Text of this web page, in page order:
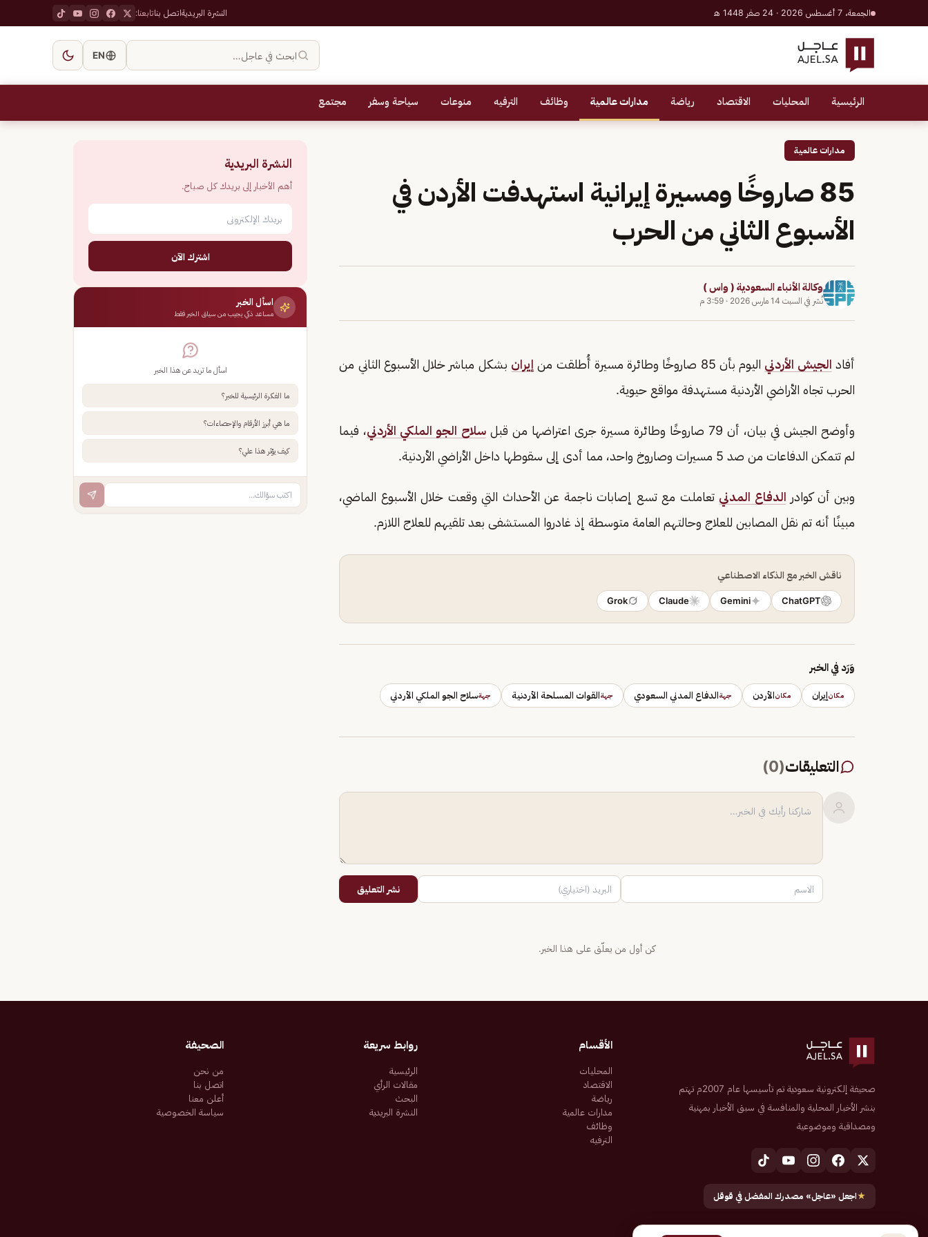
الجمعة، 7 أغسطس 2026 · 24 صفر 1448 هـ النشرة البريديةاتصل بناتابعنا:
ابحث في عاجل… EN
الرئيسية المحليات الاقتصاد رياضة مدارات عالمية وظائف الترفيه منوعات سياحة وسفر مجتمع
مدارات عالمية
85 صاروخًا ومسيرة إيرانية استهدفت الأردن في
الأسبوع الثاني من الحرب
وكالة الأنباء السعودية ( واس )
نُشر في السبت 14 مارس 2026 · 3:59 م
أفاد الجيش الأردني اليوم بأن 85 صاروخًا وطائرة مسيرة أُطلقت من إيران بشكل مباشر خلال الأسبوع الثاني من
الحرب تجاه الأراضي الأردنية مستهدفة مواقع حيوية.
وأوضح الجيش في بيان، أن 79 صاروخًا وطائرة مسيرة جرى اعتراضها من قبل سلاح الجو الملكي الأردني، فيما
لم تتمكن الدفاعات من صد 5 مسيرات وصاروخ واحد، مما أدى إلى سقوطها داخل الأراضي الأردنية.
وبين أن كوادر الدفاع المدني تعاملت مع تسع إصابات ناجمة عن الأحداث التي وقعت خلال الأسبوع الماضي،
مبينًا أنه تم نقل المصابين للعلاج وحالتهم العامة متوسطة إذ غادروا المستشفى بعد تلقيهم للعلاج اللازم.
ناقش الخبر مع الذكاء الاصطناعي
ChatGPT
Gemini
Claude
Grok
وَرَد في الخبر
مكانإيران مكانالأردن جهةالدفاع المدني السعودي جهةالقوات المسلحة الأردنية جهةسلاح الجو الملكي الأردني
التعليقات(
0
)
نشر التعليق
كن أول من يعلّق على هذا الخبر.
النشرة البريدية
أهم الأخبار إلى بريدك كل صباح.
اشترك الآن
اسأل الخبر
مساعد ذكي يجيب من سياق الخبر فقط
اسأل ما تريد عن هذا الخبر
ما الفكرة الرئيسية للخبر؟
ما هي أبرز الأرقام والإحصاءات؟
كيف يؤثر هذا علي؟
صحيفة إلكترونية سعودية تم تأسيسها عام 2007م تهتم
بنشر الأخبار المحلية والمنافسة في سبق الأخبار بمهنية
ومصداقية وموضوعية
★اجعل «عاجل» مصدرك المفضل في قوقل
الأقسام
المحليات
الاقتصاد
رياضة
مدارات عالمية
وظائف
الترفيه
روابط سريعة
الرئيسية
مقالات الرأي
البحث
النشرة البريدية
الصحيفة
من نحن
اتصل بنا
أعلن معنا
سياسة الخصوصية